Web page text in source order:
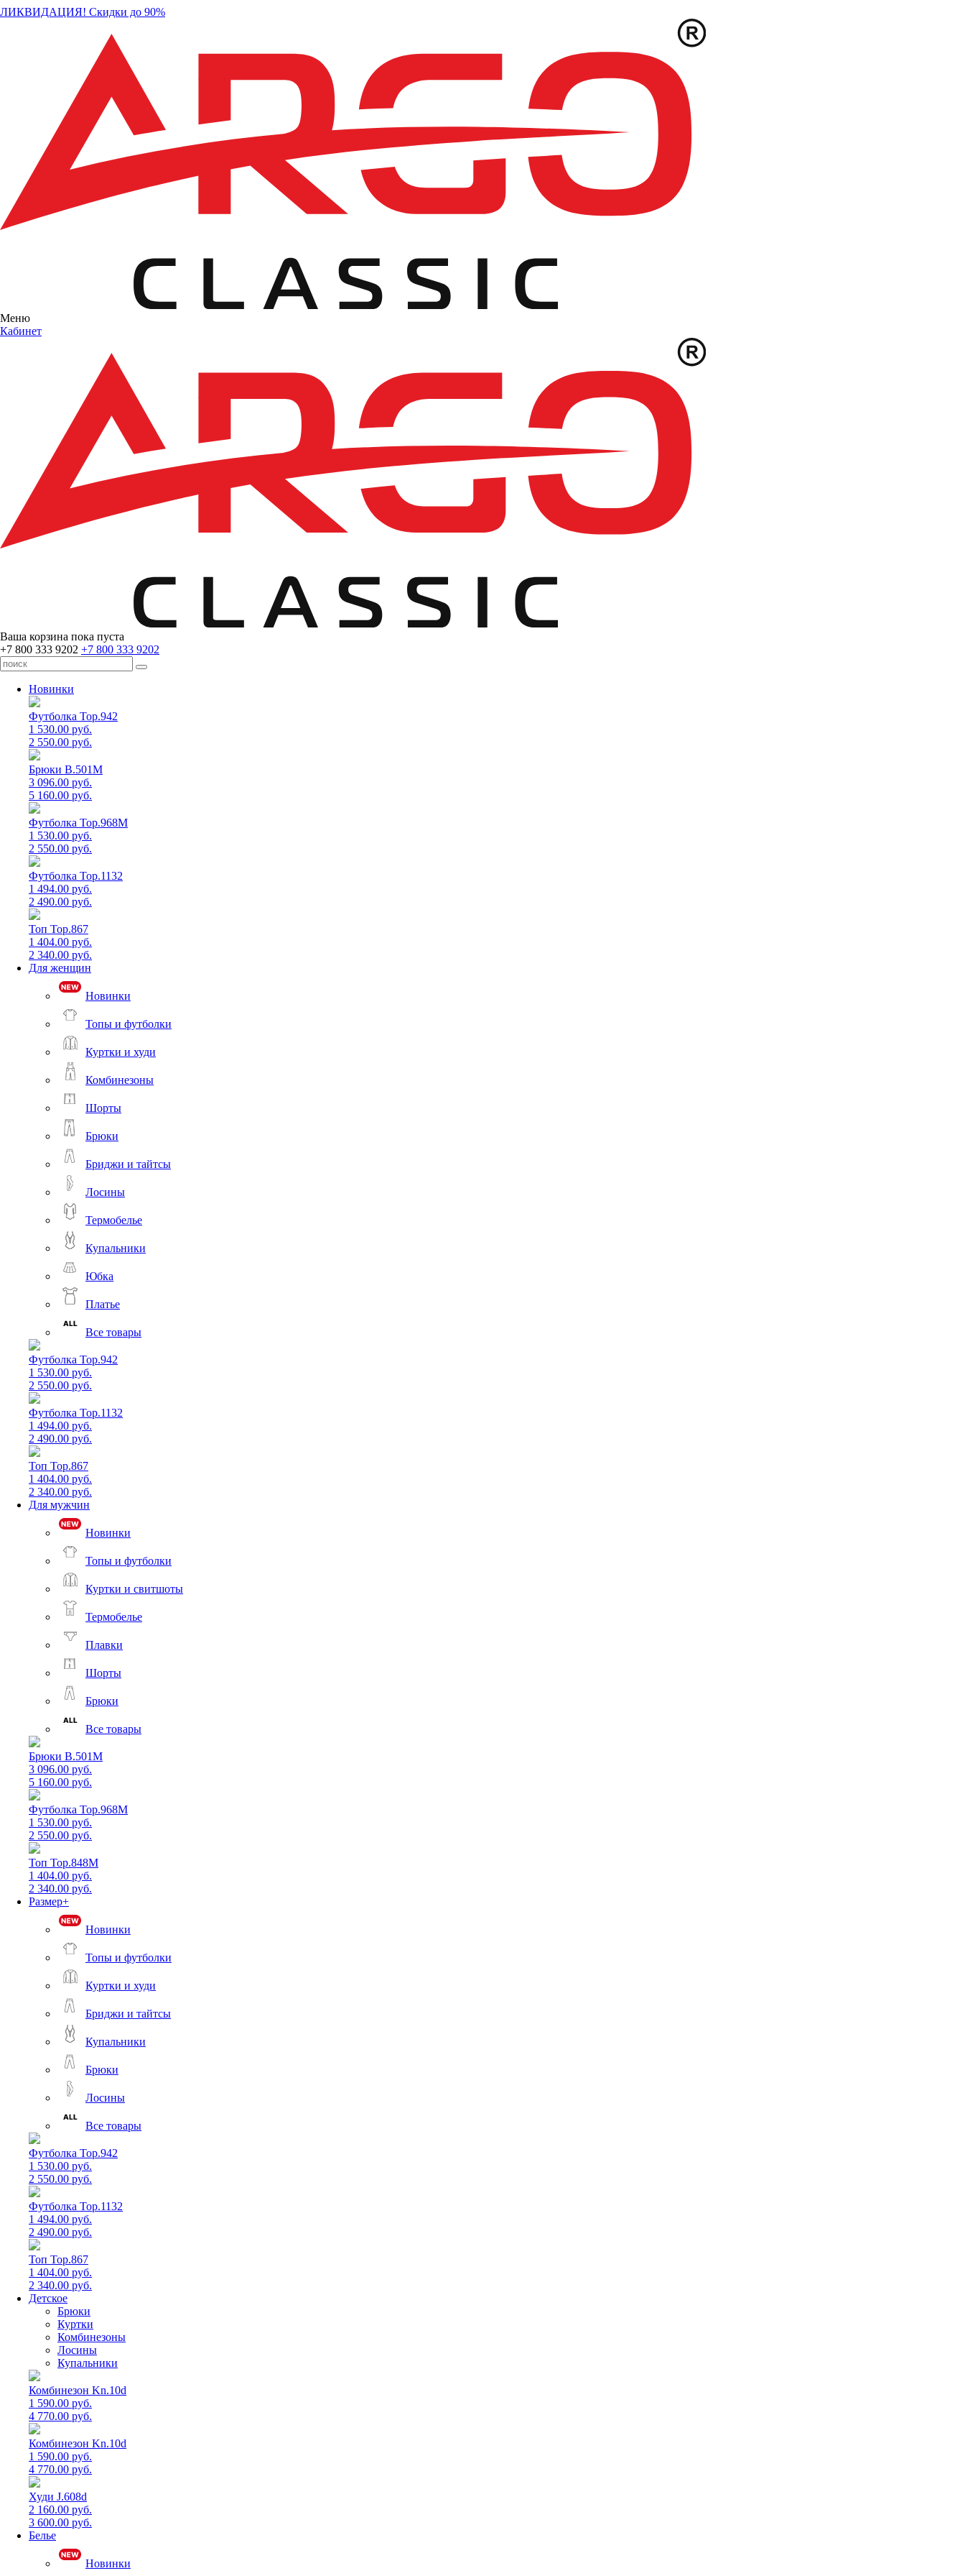
ЛИКВИДАЦИЯ! Скидки до 90%
Меню
Кабинет
Ваша корзина пока пуста
+7 800 333 9202 +7 800 333 9202
Новинки
Футболка Top.942
1 530.00 руб.
2 550.00 руб.
Брюки B.501M
3 096.00 руб.
5 160.00 руб.
Футболка Top.968M
1 530.00 руб.
2 550.00 руб.
Футболка Top.1132
1 494.00 руб.
2 490.00 руб.
Топ Top.867
1 404.00 руб.
2 340.00 руб.
Для женщин
Новинки
Топы и футболки
Куртки и худи
Комбинезоны
Шорты
Брюки
Бриджи и тайтсы
Лосины
Термобелье
Купальники
Юбка
Платье
Все товары
Футболка Top.942
1 530.00 руб.
2 550.00 руб.
Футболка Top.1132
1 494.00 руб.
2 490.00 руб.
Топ Top.867
1 404.00 руб.
2 340.00 руб.
Для мужчин
Новинки
Топы и футболки
Куртки и свитшоты
Термобелье
Плавки
Шорты
Брюки
Все товары
Брюки B.501M
3 096.00 руб.
5 160.00 руб.
Футболка Top.968M
1 530.00 руб.
2 550.00 руб.
Топ Top.848M
1 404.00 руб.
2 340.00 руб.
Размер+
Новинки
Топы и футболки
Куртки и худи
Бриджи и тайтсы
Купальники
Брюки
Лосины
Все товары
Футболка Top.942
1 530.00 руб.
2 550.00 руб.
Футболка Top.1132
1 494.00 руб.
2 490.00 руб.
Топ Top.867
1 404.00 руб.
2 340.00 руб.
Детское
Брюки
Куртки
Комбинезоны
Лосины
Купальники
Комбинезон Kn.10d
1 590.00 руб.
4 770.00 руб.
Комбинезон Kn.10d
1 590.00 руб.
4 770.00 руб.
Худи J.608d
2 160.00 руб.
3 600.00 руб.
Белье
Новинки